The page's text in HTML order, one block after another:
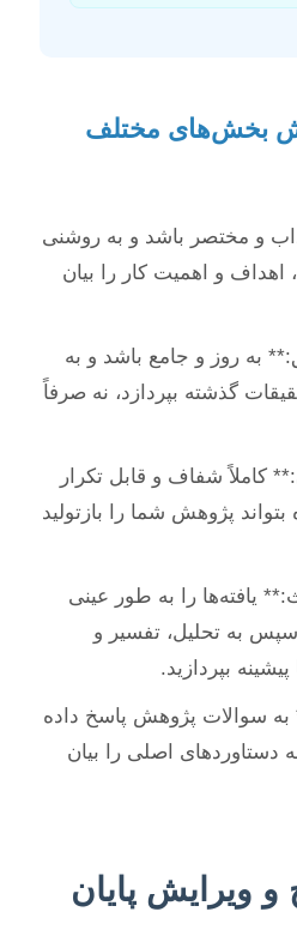
بخش‌های مختلف
و مختصر باشد و به روشنی
و اهمیت کار را بیان
به روز و جامع باشد و به
گذشته بپردازد، نه صرفاً
شفاف و قابل تکرار
بتواند پژوهش شما را بازتولید
یافته‌ها را به طور عینی
به تحلیل، تفسیر و
بپردازید.
به سوالات پژوهش پاسخ داده
دستاوردهای اصلی را بیان
ویرایش پایان